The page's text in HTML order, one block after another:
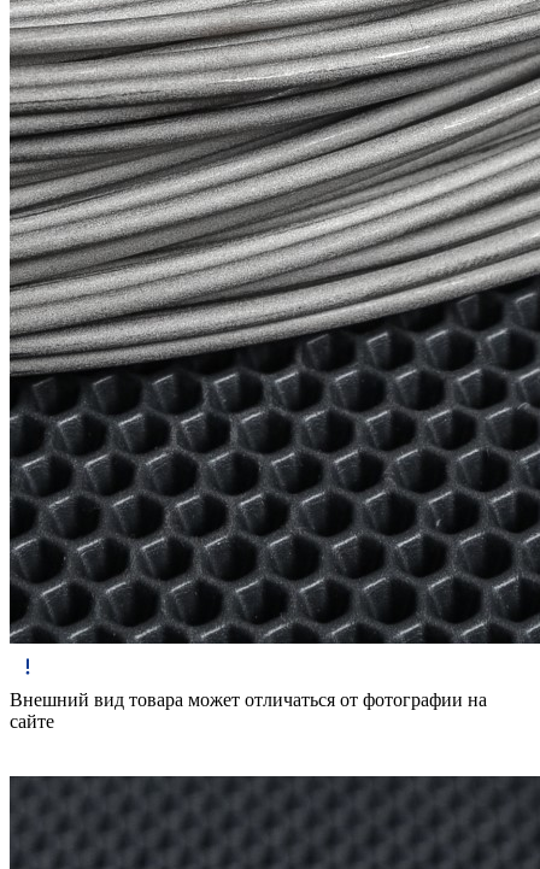
Внешний вид товара может отличаться от фотографии на
сайте